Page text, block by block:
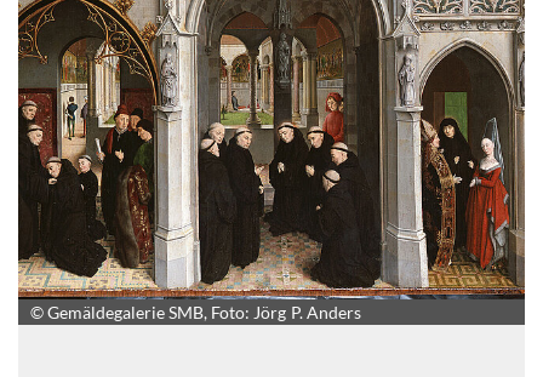
© Gemäldegalerie SMB, Foto: Jörg P. Anders